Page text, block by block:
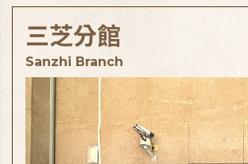
三芝分館
Sanzhi Branch